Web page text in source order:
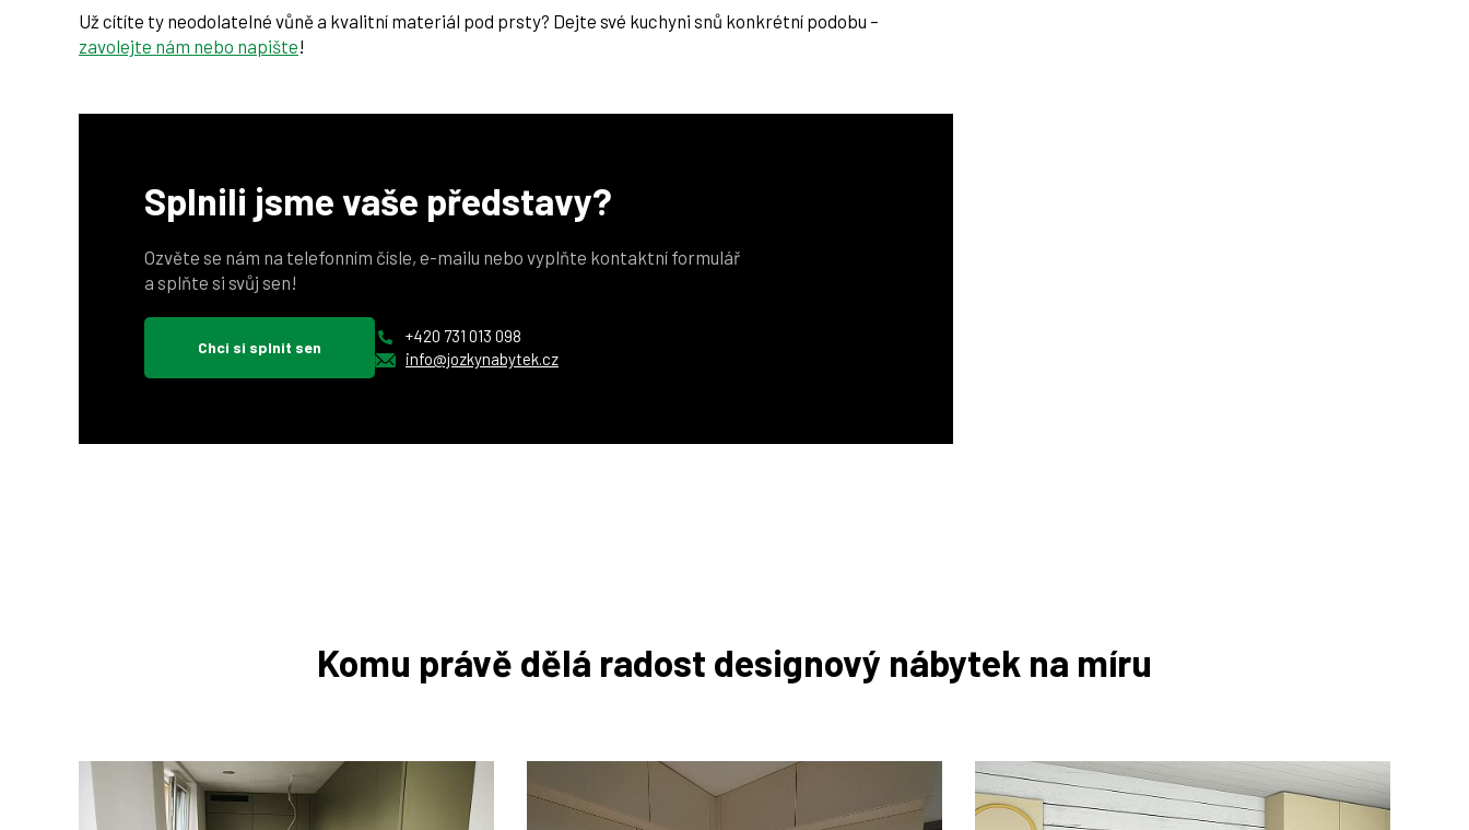
Už cítíte ty neodolatelné vůně a kvalitní materiál pod prsty? Dejte své kuchyni snů konkrétní podobu –
zavolejte nám nebo napište!
Splnili jsme vaše představy?
Ozvěte se nám na telefonním čísle, e-mailu nebo vyplňte kontaktní formulář
a splňte si svůj sen!
Chci si splnit sen
+420 731 013 098
info@jozkynabytek.cz
Komu právě dělá radost designový nábytek na míru